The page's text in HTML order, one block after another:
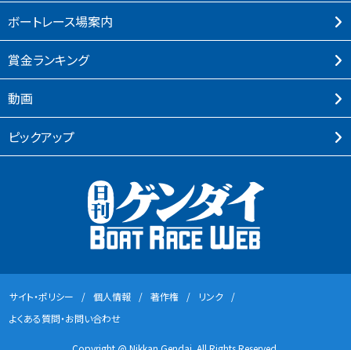
ボートレース場案内
賞⾦ランキング
動画
ピックアップ
サイト・ポリシー 個⼈情報 著作権
リンク
よくある質問・お問い合わせ